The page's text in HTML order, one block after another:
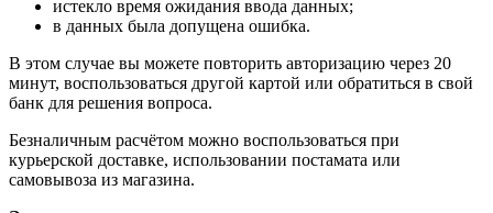
истекло время ожидания ввода данных;
в данных была допущена ошибка.
В этом случае вы можете повторить авторизацию через 20
минут, воспользоваться другой картой или обратиться в свой
банк для решения вопроса.
Безналичным расчётом можно воспользоваться при
курьерской доставке, использовании постамата или
самовывоза из магазина.